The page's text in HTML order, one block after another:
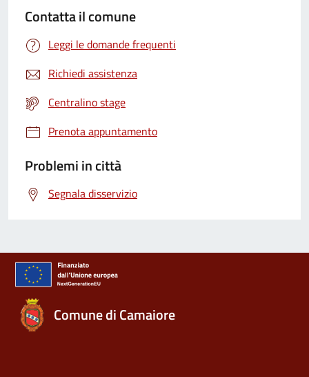
Contatta il comune
Leggi le domande frequenti
Richiedi assistenza
Centralino stage
Prenota appuntamento
Problemi in città
Segnala disservizio
Comune di Camaiore